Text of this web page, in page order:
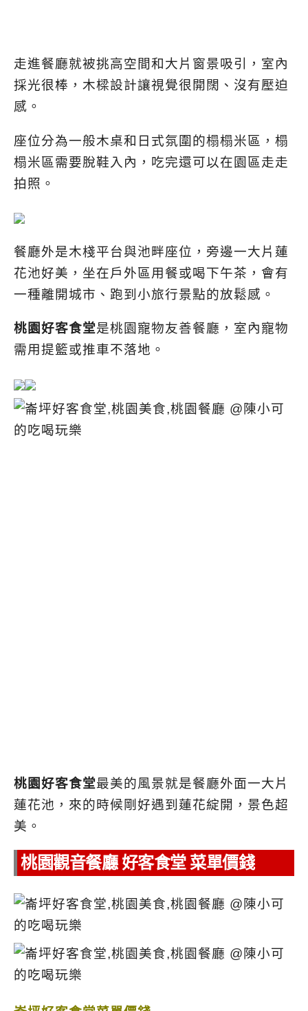
走進餐廳就被挑高空間和大片窗景吸引，室內
採光很棒，木樑設計讓視覺很開闊、沒有壓迫
感。
座位分為一般木桌和日式氛圍的榻榻米區，榻
榻米區需要脫鞋入內，吃完還可以在園區走走
拍照。
餐廳外是木棧平台與池畔座位，旁邊一大片蓮
花池好美，坐在戶外區用餐或喝下午茶，會有
一種離開城市、跑到小旅行景點的放鬆感。
桃園好客食堂是桃園寵物友善餐廳，室內寵物
需用提籃或推車不落地。
桃園好客食堂最美的風景就是餐廳外面一大片
蓮花池，來的時候剛好遇到蓮花綻開，景色超
美。
桃園觀音餐廳 好客食堂 菜單價錢